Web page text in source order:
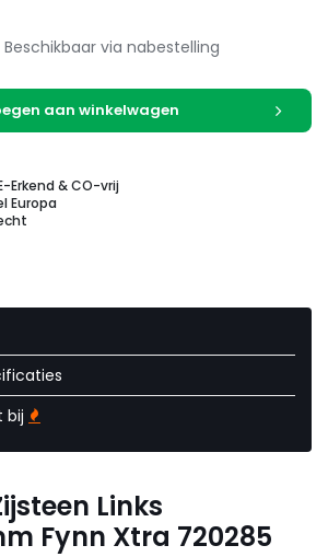
Beschikbaar via nabestelling
aan winkelwagen
Erkend & CO-vrij
Europa
bij
Links
Fynn Xtra 720285